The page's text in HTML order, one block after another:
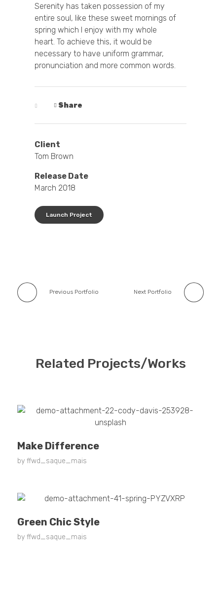
Serenity has taken possession of my
entire soul, like these sweet mornings of
spring which I enjoy with my whole
heart. To achieve this, it would be
necessary to have uniform grammar,
pronunciation and more common words.
Share
Client
Tom Brown
Release Date
March 2018
Launch Project
Previous Portfolio Next Portfolio
Related Projects/Works
Make Difference
by ffwd_saque_mais
Green Chic Style
by ffwd_saque_mais